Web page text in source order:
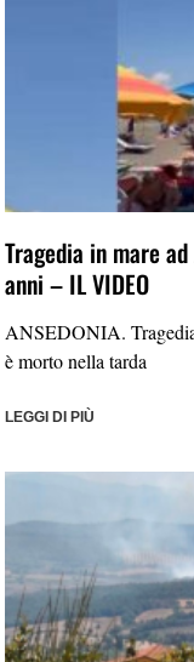
Tragedia in mare
anni – IL VIDEO
ANSEDONIA.
è morto nella tarda
LEGGI DI PIÙ